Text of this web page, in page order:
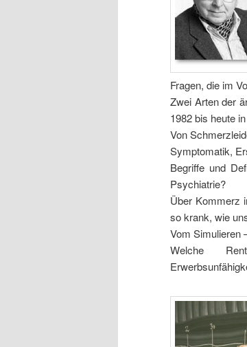
Fragen, die im
Zwei Arten der
1982 bis heute
Von
Symptomatik,
Begriffe und
Psychiatrie?
Über Kommerz
so krank, wie
Vom Simulieren
Welche